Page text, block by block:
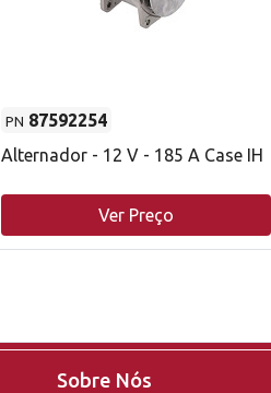
PN 87592254
Alternador - 12 V - 185 A Case IH
Ver Preço
Sobre Nós